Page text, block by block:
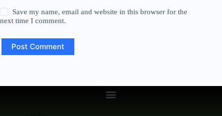
Save my name, email and website in this browser for the
next time I comment.
Post Comment